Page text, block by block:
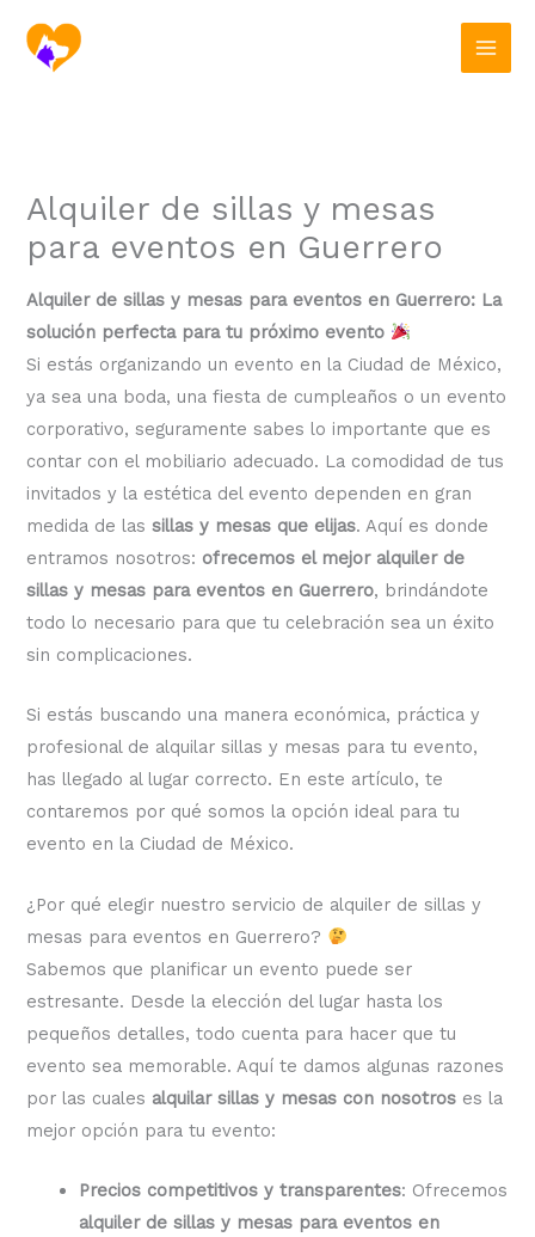
contenido
Alquiler de sillas y mesas
para eventos en Guerrero
Alquiler de sillas y mesas para eventos en Guerrero: La
solución perfecta para tu próximo evento
Si estás organizando un evento en la Ciudad de México,
ya sea una boda, una fiesta de cumpleaños o un evento
corporativo, seguramente sabes lo importante que es
contar con el mobiliario adecuado. La comodidad de tus
invitados y la estética del evento dependen en gran
medida de lassillas y mesas que elijas. Aquí es donde
entramos nosotros: ofrecemos el mejor alquiler de
sillas y mesas para eventos en Guerrero, brindándote
todo lo necesario para que tu celebración sea un éxito
sin complicaciones.
Si estás buscando una manera económica, práctica y
profesional de alquilar sillas y mesas para tu evento,
has llegado al lugar correcto. En este artículo, te
contaremos por qué somos la opción ideal para tu
evento en la Ciudad de México.
¿Por qué elegir nuestro servicio de alquiler de sillas y
mesas para eventos en Guerrero?
Sabemos que planificar un evento puede ser
estresante. Desde la elección del lugar hasta los
pequeños detalles, todo cuenta para hacer que tu
evento sea memorable. Aquí te damos algunas razones
por las cuales alquilar sillas y mesas con nosotros es la
mejor opción para tu evento:
Precios competitivos y transparentes: Ofrecemos
alquiler de sillas y mesas para eventos en